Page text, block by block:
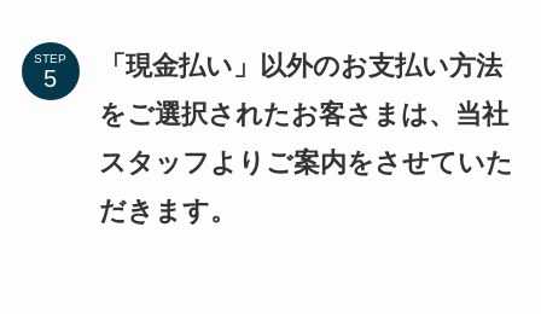
STEP
「現金払い」以外のお支払い方法
をご選択されたお客さまは、当社
スタッフよりご案内をさせていた
だきます。